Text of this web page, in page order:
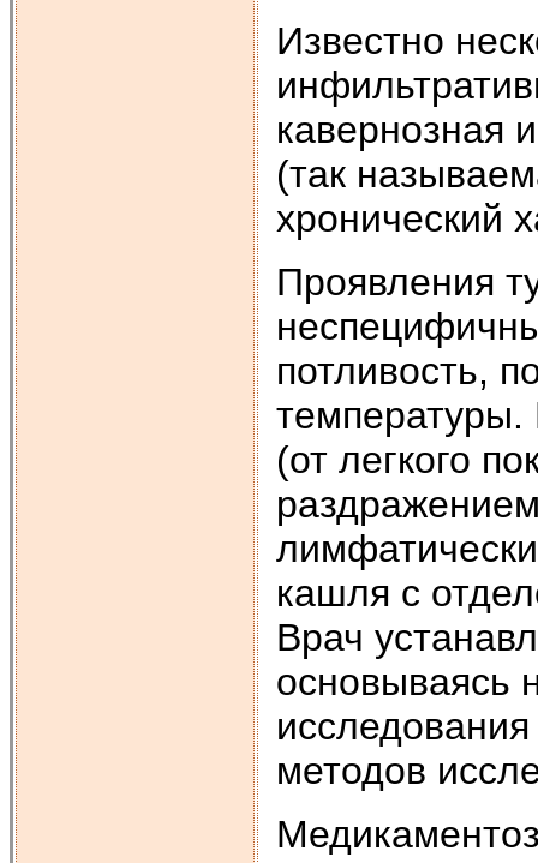
Известно
кавернозная
(так
хронический
Проявления
потливость,
температуры.
(от легкого
кашля с
Врач
основываясь
методов